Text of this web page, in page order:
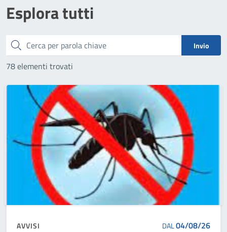
Esplora tutti
Cerca Invio
78 elementi trovati
AVVISI DAL04/08/26